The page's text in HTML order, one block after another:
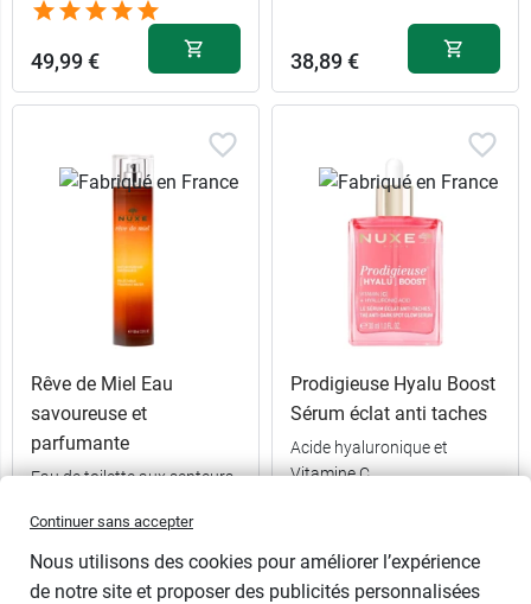
49,99 € 38,89 €
Rêve de Miel Eau
savoureuse et
parfumante
Eau de toilette aux senteurs
100 ml
Prodigieuse Hyalu Boost
Sérum éclat anti taches
Acide hyaluronique et
Vitamine C
Continuer sans accepter
Nous utilisons des cookies pour améliorer l’expérience
de notre site et proposer des publicités personnalisées